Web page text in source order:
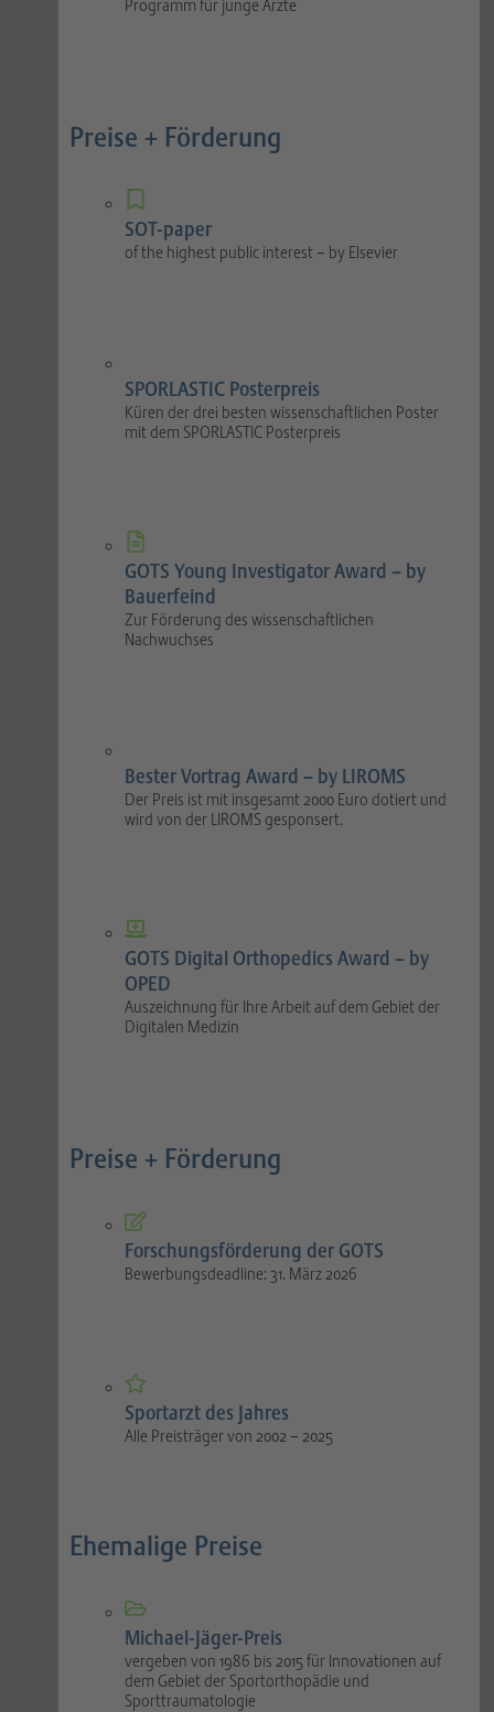
Programm für junge Ärzte
Preise + Förderung
SOT-paper
of the highest public interest – by Elsevier
SPORLASTIC Posterpreis
Küren der drei besten wissenschaftlichen Poster
mit dem SPORLASTIC Posterpreis
GOTS Young Investigator Award – by
Bauerfeind
Zur Förderung des wissenschaftlichen
Nachwuchses
Bester Vortrag Award – by LIROMS
Der Preis ist mit insgesamt 2000 Euro dotiert und
wird von der LIROMS gesponsert.
GOTS Digital Orthopedics Award – by
OPED
Auszeichnung für Ihre Arbeit auf dem Gebiet der
Digitalen Medizin
Preise + Förderung
Forschungsförderung der GOTS
Bewerbungsdeadline: 31. März 2026
Sportarzt des Jahres
Alle Preisträger von 2002 – 2025
Ehemalige Preise
Michael-Jäger-Preis
vergeben von 1986 bis 2015 für Innovationen auf
dem Gebiet der Sportorthopädie und
Sporttraumatologie